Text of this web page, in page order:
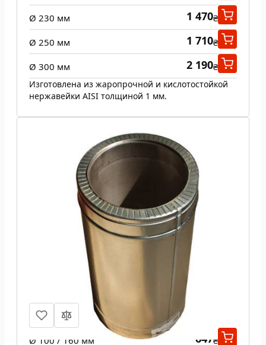
Ø 230 мм 1 470₴
Ø 250 мм 1 710₴
Ø 300 мм 2 190₴
Изготовлена из жаропрочной и кислотостойкой
нержавейки AISI толщиной 1 мм.
Труба из нержавеющей стали 1 м н/
оц 0,5 мм
Ø 100 / 160 мм 647₴